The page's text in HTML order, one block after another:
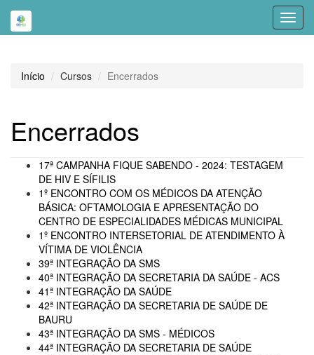
Início Cursos Encerrados
Encerrados
17ª CAMPANHA FIQUE SABENDO - 2024: TESTAGEM
DE HIV E SÍFILIS
1º ENCONTRO COM OS MÉDICOS DA ATENÇÃO
BÁSICA: OFTAMOLOGIA E APRESENTAÇÃO DO
CENTRO DE ESPECIALIDADES MÉDICAS MUNICIPAL
1º ENCONTRO INTERSETORIAL DE ATENDIMENTO À
VÍTIMA DE VIOLÊNCIA
39ª INTEGRAÇÃO DA SMS
40ª INTEGRAÇÃO DA SECRETARIA DA SAÚDE - ACS
41ª INTEGRAÇÃO DA SAÚDE
42ª INTEGRAÇÃO DA SECRETARIA DE SAÚDE DE
BAURU
43ª INTEGRAÇÃO DA SMS - MÉDICOS
44ª INTEGRAÇÃO DA SECRETARIA DE SAÚDE